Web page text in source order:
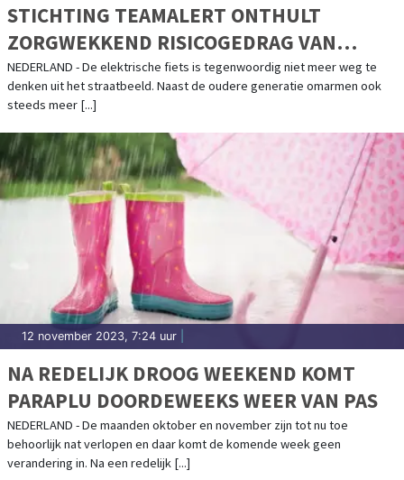
STICHTING TEAMALERT ONTHULT
ZORGWEKKEND RISICOGEDRAG VAN
JONGEREN OP ELEKTRISCHE FIETS
NEDERLAND - De elektrische fiets is tegenwoordig niet meer weg te
denken uit het straatbeeld. Naast de oudere generatie omarmen ook
steeds meer [...]
12 november 2023, 7:24 uur
NA REDELIJK DROOG WEEKEND KOMT
PARAPLU DOORDEWEEKS WEER VAN PAS
NEDERLAND - De maanden oktober en november zijn tot nu toe
behoorlijk nat verlopen en daar komt de komende week geen
verandering in. Na een redelijk [...]